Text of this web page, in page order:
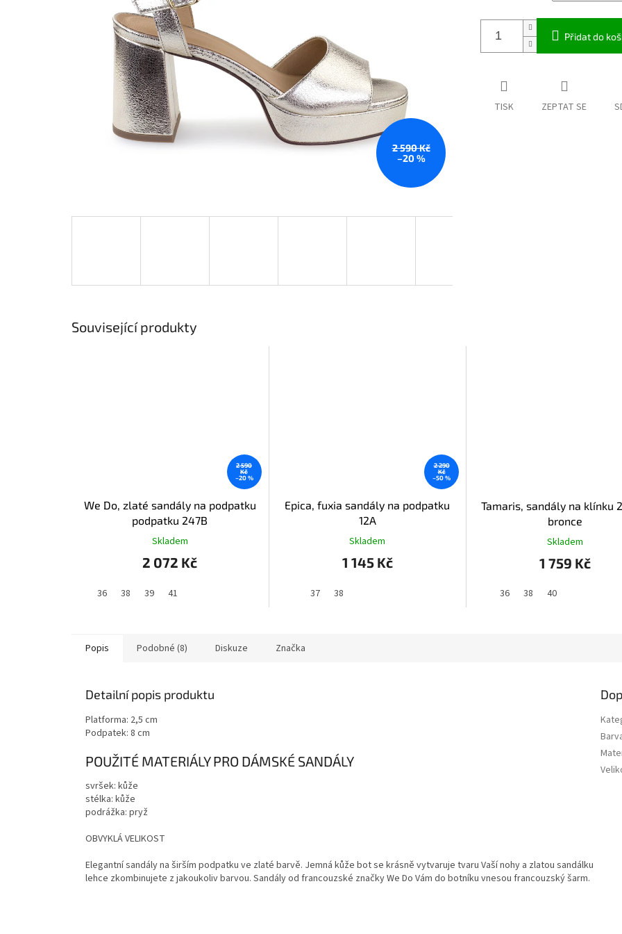
2 590 Kč
–20 %
Přidat do
TISK ZEPTAT SE
Související produkty
2 590
Kč
–20 %
We Do, zlaté sandály na podpatku
podpatku 247B
Skladem
2 072 Kč
36 38 39 41
2 290
Kč
–50 %
Epica, fuxia sandály na podpatku
12A
Skladem
1 145 Kč
37 38
Tamaris, sandály na klínku
bronce
Skladem
1 759 Kč
36 38 40
Popis Podobné (8) Diskuze Značka
Detailní popis produktu
Platforma: 2,5 cm
Podpatek: 8 cm
POUŽITÉ MATERIÁLY PRO DÁMSKÉ SANDÁLY
svršek: kůže
stélka: kůže
podrážka: pryž
OBVYKLÁ VELIKOST
Elegantní sandály na širším podpatku ve zlaté barvě. Jemná kůže bot se krásně vytvaruje tvaru Vaší nohy a zlatou sandálku
lehce zkombinujete z jakoukoliv barvou. Sandály od francouzské značky We Do Vám do botníku vnesou francouzský šarm.